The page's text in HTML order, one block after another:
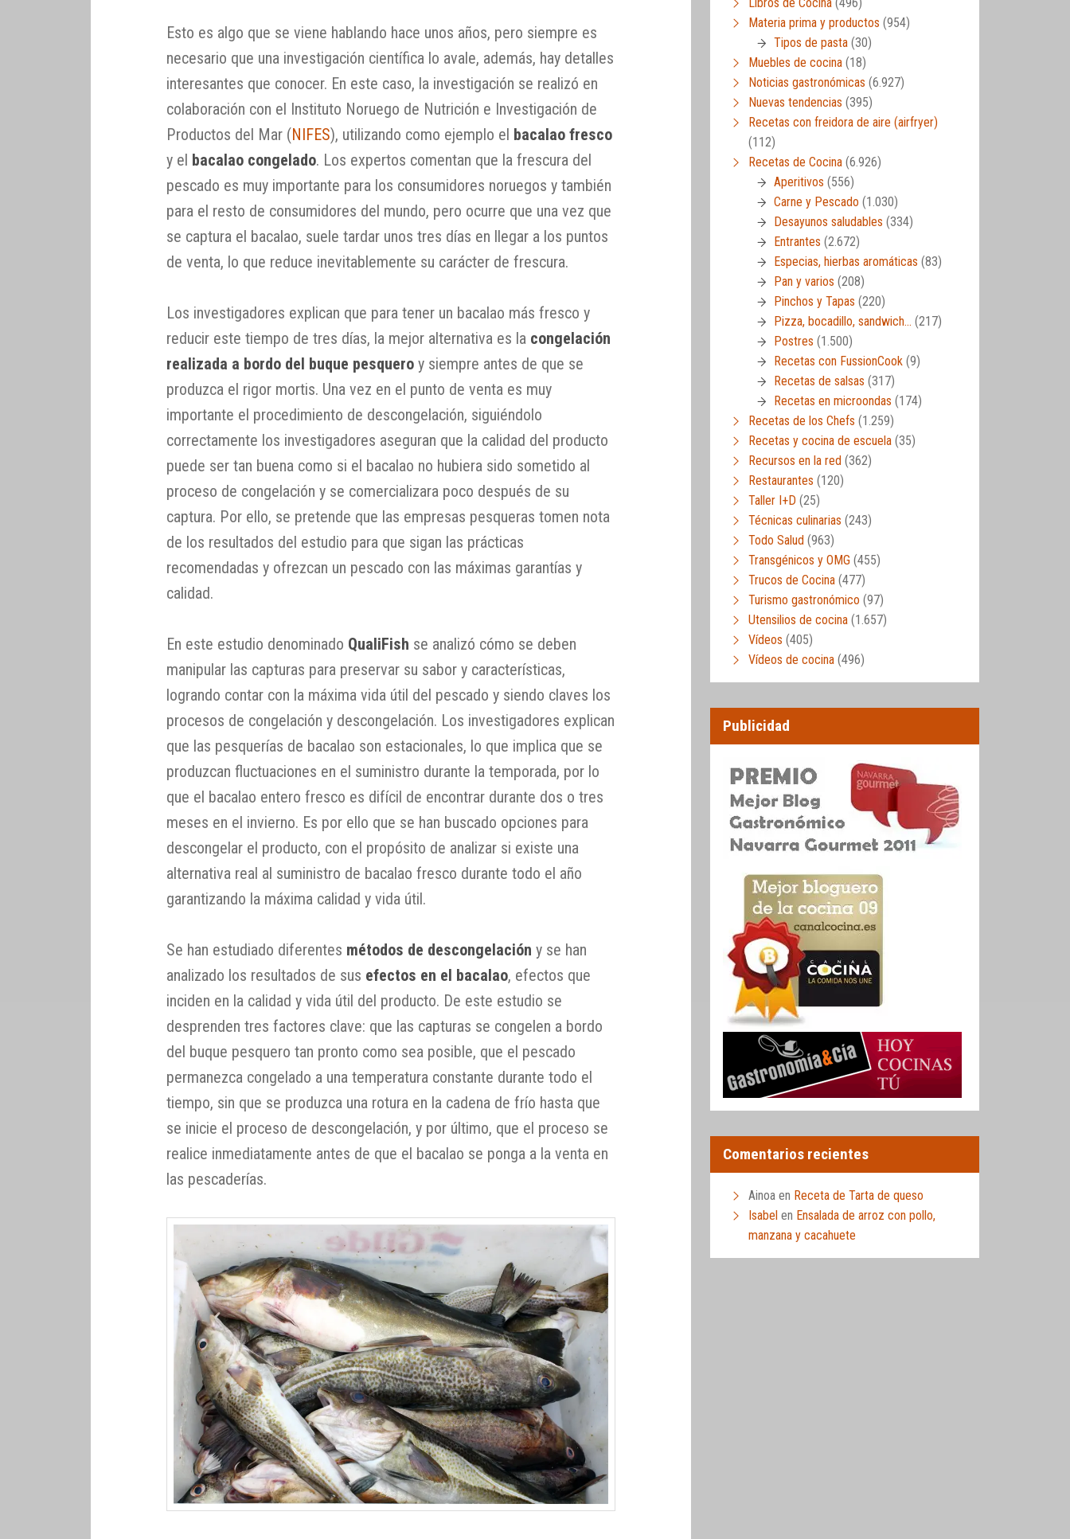
Esto es algo que se viene hablando hace unos años, pero siempre es
necesario que una investigación científica lo avale, además, hay detalles
interesantes que conocer. En este caso, la investigación se realizó en
colaboración con el Instituto Noruego de Nutrición e Investigación de
Productos del Mar (NIFES), utilizando como ejemplo el bacalao fresco
y el bacalao congelado. Los expertos comentan que la frescura del
pescado es muy importante para los consumidores noruegos y también
para el resto de consumidores del mundo, pero ocurre que una vez que
se captura el bacalao, suele tardar unos tres días en llegar a los puntos
de venta, lo que reduce inevitablemente su carácter de frescura.
Los investigadores explican que para tener un bacalao más fresco y
reducir este tiempo de tres días, la mejor alternativa es la congelación
realizada a bordo del buque pesquero y siempre antes de que se
produzca el rigor mortis. Una vez en el punto de venta es muy
importante el procedimiento de descongelación, siguiéndolo
correctamente los investigadores aseguran que la calidad del producto
puede ser tan buena como si el bacalao no hubiera sido sometido al
proceso de congelación y se comercializara poco después de su
captura. Por ello, se pretende que las empresas pesqueras tomen nota
de los resultados del estudio para que sigan las prácticas
recomendadas y ofrezcan un pescado con las máximas garantías y
calidad.
En este estudio denominado QualiFish se analizó cómo se deben
manipular las capturas para preservar su sabor y características,
logrando contar con la máxima vida útil del pescado y siendo claves los
procesos de congelación y descongelación. Los investigadores explican
que las pesquerías de bacalao son estacionales, lo que implica que se
produzcan fluctuaciones en el suministro durante la temporada, por lo
que el bacalao entero fresco es difícil de encontrar durante dos o tres
meses en el invierno. Es por ello que se han buscado opciones para
descongelar el producto, con el propósito de analizar si existe una
alternativa real al suministro de bacalao fresco durante todo el año
garantizando la máxima calidad y vida útil.
Se han estudiado diferentes métodos de descongelación y se han
analizado los resultados de sus efectos en el bacalao, efectos que
inciden en la calidad y vida útil del producto. De este estudio se
desprenden tres factores clave: que las capturas se congelen a bordo
del buque pesquero tan pronto como sea posible, que el pescado
permanezca congelado a una temperatura constante durante todo el
tiempo, sin que se produzca una rotura en la cadena de frío hasta que
se inicie el proceso de descongelación, y por último, que el proceso se
realice inmediatamente antes de que el bacalao se ponga a la venta en
las pescaderías.
Materia prima y productos (954)
Tipos de pasta (30)
Muebles de cocina (18)
Noticias gastronómicas (6.927)
Nuevas tendencias (395)
Recetas con freidora de aire (airfryer)
(112)
Recetas de Cocina (6.926)
Aperitivos (556)
Carne y Pescado (1.030)
Desayunos saludables (334)
Entrantes (2.672)
Especias, hierbas aromáticas (83)
Pan y varios (208)
Pinchos y Tapas (220)
Pizza, bocadillo, sandwich… (217)
Postres (1.500)
Recetas con FussionCook (9)
Recetas de salsas (317)
Recetas en microondas (174)
Recetas de los Chefs (1.259)
Recetas y cocina de escuela (35)
Recursos en la red (362)
Restaurantes (120)
Taller I+D (25)
Técnicas culinarias (243)
Todo Salud (963)
Transgénicos y OMG (455)
Trucos de Cocina (477)
Turismo gastronómico (97)
Utensilios de cocina (1.657)
Vídeos (405)
Vídeos de cocina (496)
Publicidad
Comentarios recientes
Ainoa en Receta de Tarta de queso
Isabel en Ensalada de arroz con pollo,
manzana y cacahuete